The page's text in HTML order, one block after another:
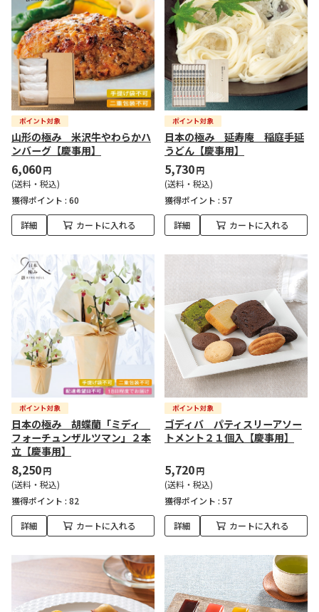
山形の極み 米沢牛やわらかハ
ンバーグ【慶事用】
6,060円
(送料・税込)
獲得ポイント : 60
詳細 カートに入れる
日本の極み 延寿庵 稲庭手延
うどん【慶事用】
5,730円
(送料・税込)
獲得ポイント : 57
詳細 カートに入れる
日本の極み 胡蝶蘭「ミディ
フォーチュンザルツマン」２本
立【慶事用】
8,250円
(送料・税込)
獲得ポイント : 82
詳細 カートに入れる
ゴディバ パティスリーアソー
トメント２１個入【慶事用】
5,720円
(送料・税込)
獲得ポイント : 57
詳細 カートに入れる